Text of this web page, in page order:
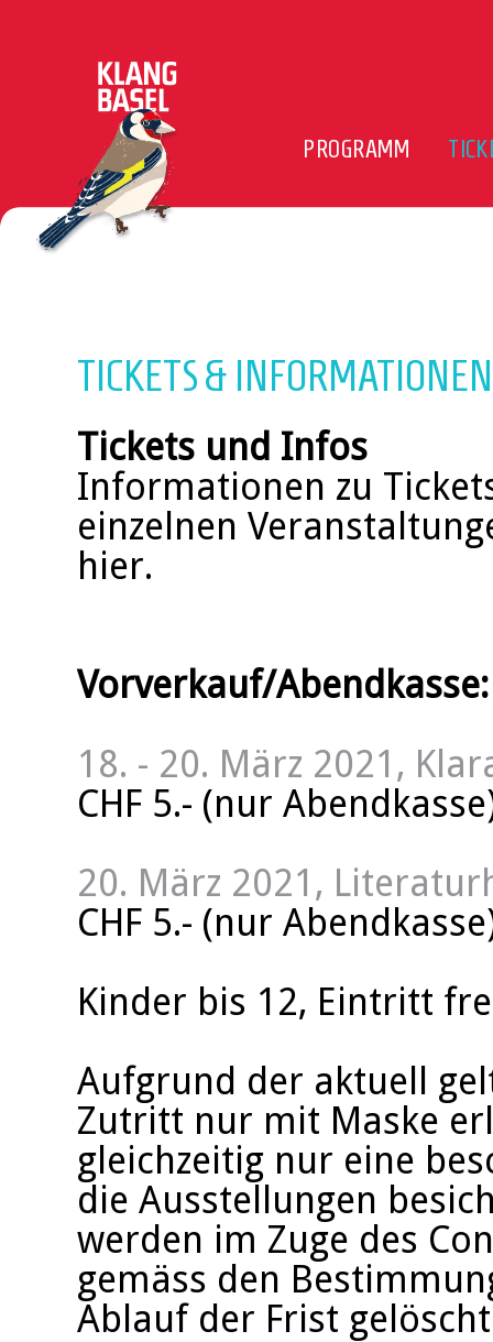
PROGRAMM
TICKETS & INFORMATIONEN
Tickets und Infos
Informationen zu
einzelnen
hier.
Vorverkauf/Abendkasse:
18. - 20. März 2021,
CHF 5.- (nur
20. März 2021,
CHF 5.- (nur
Kinder bis 12, Eintritt
Aufgrund der aktuell
Zutritt nur mit Maske
gleichzeitig nur eine
die Ausstellungen
werden im Zuge des
gemäss den
Ablauf der Frist